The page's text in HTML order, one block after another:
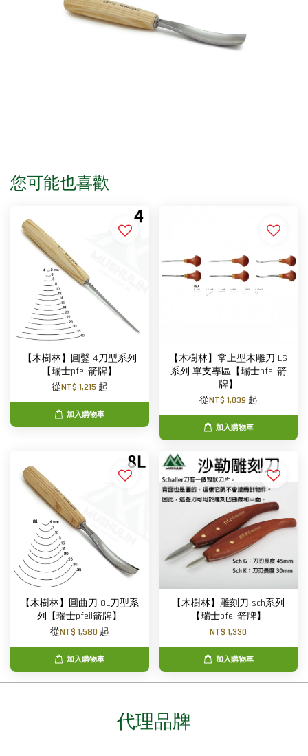
您可能也喜歡
【木樹林】圓鑿 4刀型系列
【瑞士pfeil箭牌】
從NT$ 1,215 起
加入購物車
【木樹林】掌上型木雕刀 LS
系列 單支專區【瑞士pfeil箭
牌】
從NT$ 1,039 起
加入購物車
【木樹林】圓曲刀 8L刀型系
列【瑞士pfeil箭牌】
從NT$ 1,580 起
加入購物車
【木樹林】雕刻刀 sch系列
【瑞士pfeil箭牌】
NT$ 1,330
加入購物車
代理品牌